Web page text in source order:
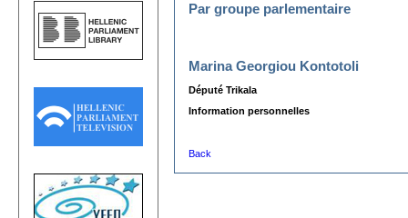
Par groupe parlementaire
Marina Georgiou Kontotoli
Député Trikala
Information personnelles
Back